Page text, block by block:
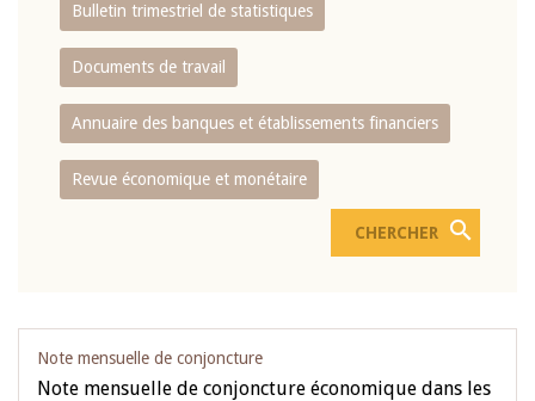
Bulletin trimestriel de statistiques
Documents de travail
Annuaire des banques et établissements financiers
Revue économique et monétaire
Note mensuelle de conjoncture
Note mensuelle de conjoncture économique dans les